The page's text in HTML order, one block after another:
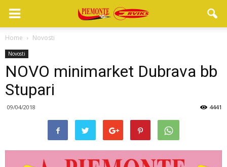
Home Novosti
Novosti
NOVO minimarket Dubrava bb
Stupari
09/04/2018 4441